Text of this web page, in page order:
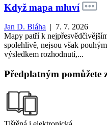
Když mapa mluví
Jan D. Bláha | 7. 7. 2026
Mapy patří k
spolehlivě, nejsou však
výsledkem rozhodnutí,...
Předplatným pomůžete